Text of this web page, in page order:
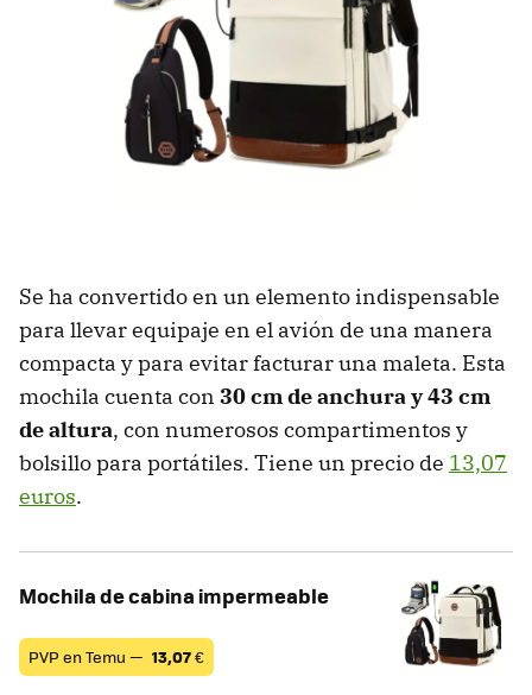
Se ha convertido en un elemento indispensable
para llevar equipaje en el avión de una manera
compacta y para evitar facturar una maleta. Esta
mochila cuenta con 30 cm de anchura y 43 cm
de altura, con numerosos compartimentos y
bolsillo para portátiles. Tiene un precio de 13,07
euros.
Mochila de cabina impermeable
PVP en Temu — 13,07€